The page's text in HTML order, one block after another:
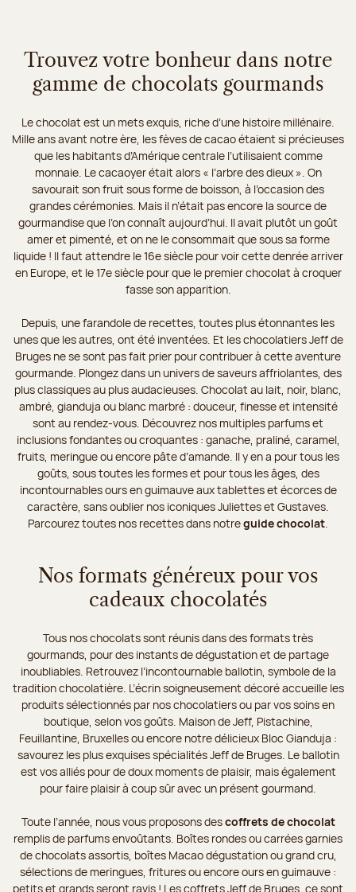
Trouvez votre bonheur dans notre
gamme de chocolats gourmands
Le chocolat est un mets exquis, riche d’une histoire millénaire.
Mille ans avant notre ère, les fèves de cacao étaient si précieuses
que les habitants d’Amérique centrale l’utilisaient comme
monnaie. Le cacaoyer était alors « l’arbre des dieux ». On
savourait son fruit sous forme de boisson, à l’occasion des
grandes cérémonies. Mais il n’était pas encore la source de
gourmandise que l’on connaît aujourd’hui. Il avait plutôt un goût
amer et pimenté, et on ne le consommait que sous sa forme
liquide ! Il faut attendre le 16e siècle pour voir cette denrée arriver
en Europe, et le 17e siècle pour que le premier chocolat à croquer
fasse son apparition.
Depuis, une farandole de recettes, toutes plus étonnantes les
unes que les autres, ont été inventées. Et les chocolatiers Jeff de
Bruges ne se sont pas fait prier pour contribuer à cette aventure
gourmande. Plongez dans un univers de saveurs affriolantes, des
plus classiques au plus audacieuses. Chocolat au lait, noir, blanc,
ambré, gianduja ou blanc marbré : douceur, finesse et intensité
sont au rendez-vous. Découvrez nos multiples parfums et
inclusions fondantes ou croquantes : ganache, praliné, caramel,
fruits, meringue ou encore pâte d’amande. Il y en a pour tous les
goûts, sous toutes les formes et pour tous les âges, des
incontournables ours en guimauve aux tablettes et écorces de
caractère, sans oublier nos iconiques Juliettes et Gustaves.
Parcourez toutes nos recettes dans notreguide chocolat
Nos formats généreux pour vos
cadeaux chocolatés
Tous nos chocolats sont réunis dans des formats très
gourmands, pour des instants de dégustation et de partage
inoubliables. Retrouvez l’incontournable ballotin, symbole de la
tradition chocolatière. L’écrin soigneusement décoré accueille les
produits sélectionnés par nos chocolatiers ou par vos soins en
boutique, selon vos goûts. Maison de Jeff, Pistachine,
Feuillantine, Bruxelles ou encore notre délicieux Bloc Gianduja :
savourez les plus exquises spécialités Jeff de Bruges. Le ballotin
est vos alliés pour de doux moments de plaisir, mais également
pour faire plaisir à coup sûr avec un présent gourmand.
Toute l’année, nous vous proposons descoffrets de chocolat
remplis de parfums envoûtants. Boîtes rondes ou carrées garnies
de chocolats assortis, boîtes Macao dégustation ou grand cru,
sélections de meringues, fritures ou encore ours en guimauve :
petits et grands seront ravis ! Les coffrets Jeff de Bruges, ce sont